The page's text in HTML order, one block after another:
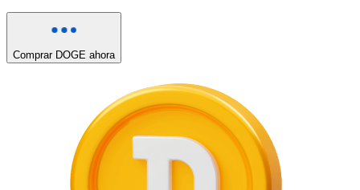
Comprar DOGE ahora